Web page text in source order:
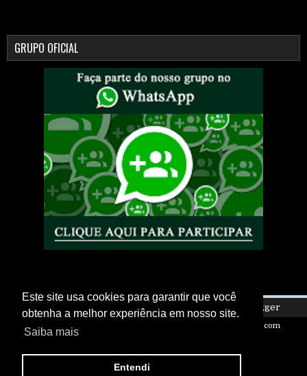
Este site usa cookies para garantir que você
obtenha a melhor experiência em nosso site.
Saiba mais
Entendi
GRUPO OFICIAL
Copyright © 2026 Eletro Is My Life | Powered by Blogger
Design by FlexiThemes NewBloggerThemes.com